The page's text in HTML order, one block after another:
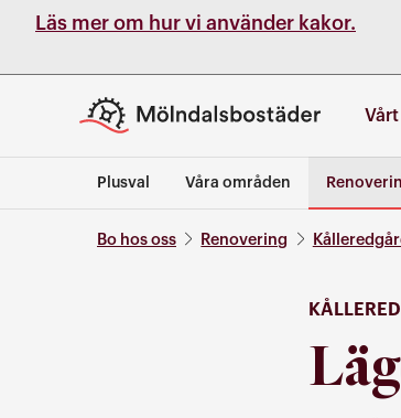
Läs mer om hur vi använder kakor.
Vårt
Plusval Våra områden
Bo hos oss Renovering